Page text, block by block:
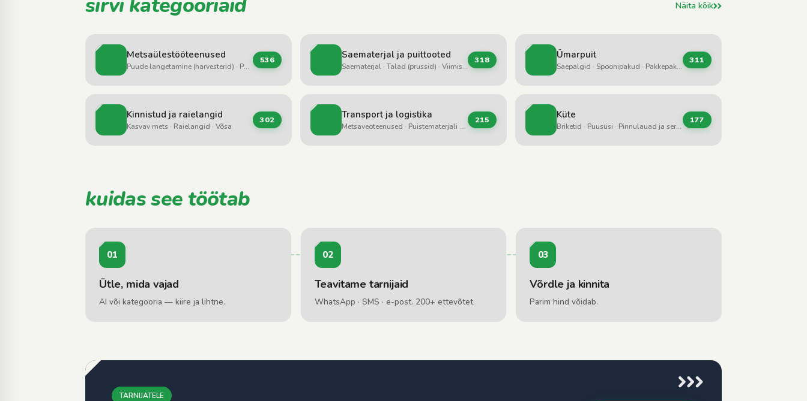
Näita kõik
Metsaülestööteenused
Puude langetamine (harvesterid) · Puude langetamine (saemehed, kettsaed) · Kokkuvedu / väljavedu (forvarderid)
536 Saematerjal ja puittooted
Saematerjal · Talad (prussid) · Viimistluslauad
318 Ümarpuit
Saepalgid · Spoonipakud · Pakkepakud
311
Kinnistud ja raielangid
Kasvav mets · Raielangid · Võsa
302 Transport ja logistika
Metsaveoteenused · Puistematerjali vedu · Treileri / veduki teenused
215 Küte
Briketid · Puusüsi · Pinnulauad ja servad
177
kuidas see töötab
01
Ütle, mida vajad
AI või kategooria — kiire ja lihtne.
02
Teavitame tarnijaid
WhatsApp · SMS · e-post. 200+ ettevõtet.
03
Võrdle ja kinnita
Parim hind võidab.
TARNIJATELE